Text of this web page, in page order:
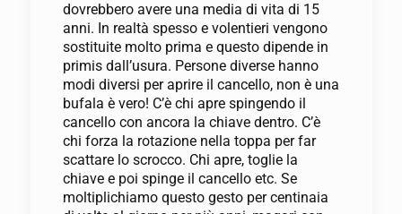
dovrebbero avere una media di vita di 15
anni. In realtà spesso e volentieri vengono
sostituite molto prima e questo dipende in
primis dall’usura. Persone diverse hanno
modi diversi per aprire il cancello, non è una
bufala è vero! C’è chi apre spingendo il
cancello con ancora la chiave dentro. C’è
chi forza la rotazione nella toppa per far
scattare lo scrocco. Chi apre, toglie la
chiave e poi spinge il cancello etc. Se
moltiplichiamo questo gesto per centinaia